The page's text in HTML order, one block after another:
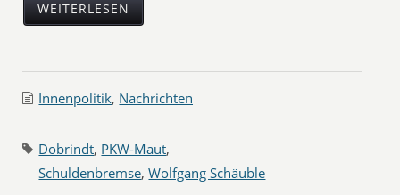
WEITERLESEN
Innenpolitik, Nachrichten
Dobrindt, PKW-Maut,
Schuldenbremse,Wolfgang Schäuble